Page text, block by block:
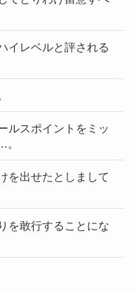
イレベルと評される
ルスポイントをミッ
を出せたとしまして
を敢行することにな